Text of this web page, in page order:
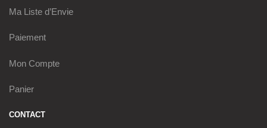
Ma Liste d’Envie
Paiement
Mon Compte
Panier
CONTACT